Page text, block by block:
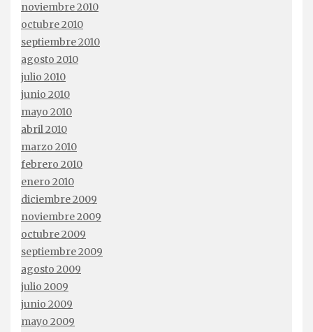
noviembre 2010
octubre 2010
septiembre 2010
agosto 2010
julio 2010
junio 2010
mayo 2010
abril 2010
marzo 2010
febrero 2010
enero 2010
diciembre 2009
noviembre 2009
octubre 2009
septiembre 2009
agosto 2009
julio 2009
junio 2009
mayo 2009